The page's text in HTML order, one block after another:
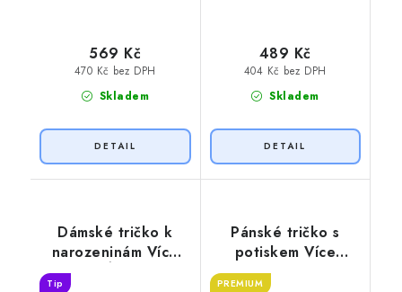
Skladem
470 Kč bez DPH
569 Kč
Skladem
404 Kč bez DPH
489 Kč
Dámské tričko k
narozeninám Více
Tip
Pánské tričko s
potiskem Více
whisky
PREMIUM